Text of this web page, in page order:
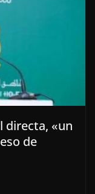
directa, «un
de